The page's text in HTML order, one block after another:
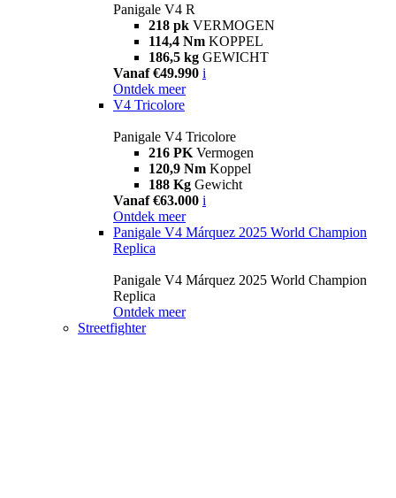
Panigale V4 R
218 pk VERMOGEN
114,4 Nm KOPPEL
186,5 kg GEWICHT
Vanaf €49.990 i
Ontdek meer
V4 Tricolore
Panigale V4 Tricolore
216 PK Vermogen
120,9 Nm Koppel
188 Kg Gewicht
Vanaf €63.000 i
Ontdek meer
Panigale V4 Márquez 2025 World Champion
Replica
Panigale V4 Márquez 2025 World Champion
Replica
Ontdek meer
Streetfighter